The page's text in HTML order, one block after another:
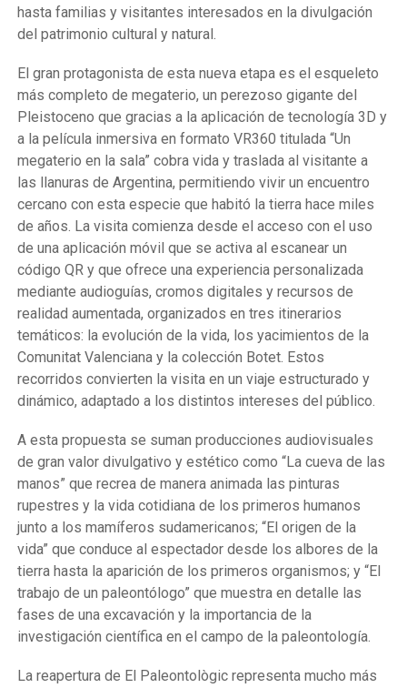
hasta familias y visitantes interesados en la divulgación
del patrimonio cultural y natural.
El gran protagonista de esta nueva etapa es el esqueleto
más completo de megaterio, un perezoso gigante del
Pleistoceno que gracias a la aplicación de tecnología 3D y
a la película inmersiva en formato VR360 titulada “Un
megaterio en la sala” cobra vida y traslada al visitante a
las llanuras de Argentina, permitiendo vivir un encuentro
cercano con esta especie que habitó la tierra hace miles
de años. La visita comienza desde el acceso con el uso
de una aplicación móvil que se activa al escanear un
código QR y que ofrece una experiencia personalizada
mediante audioguías, cromos digitales y recursos de
realidad aumentada, organizados en tres itinerarios
temáticos: la evolución de la vida, los yacimientos de la
Comunitat Valenciana y la colección Botet. Estos
recorridos convierten la visita en un viaje estructurado y
dinámico, adaptado a los distintos intereses del público.
A esta propuesta se suman producciones audiovisuales
de gran valor divulgativo y estético como “La cueva de las
manos” que recrea de manera animada las pinturas
rupestres y la vida cotidiana de los primeros humanos
junto a los mamíferos sudamericanos; “El origen de la
vida” que conduce al espectador desde los albores de la
tierra hasta la aparición de los primeros organismos; y “El
trabajo de un paleontólogo” que muestra en detalle las
fases de una excavación y la importancia de la
investigación científica en el campo de la paleontología.
La reapertura de El Paleontològic representa mucho más